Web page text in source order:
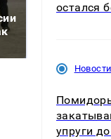
остался
упруги